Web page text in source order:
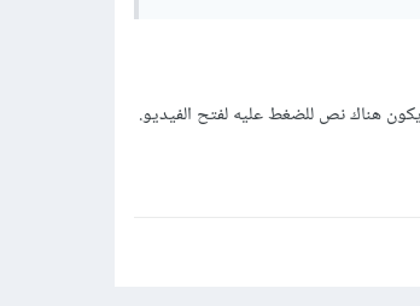
هناك نص للضغط عليه لفتح الفيديو.